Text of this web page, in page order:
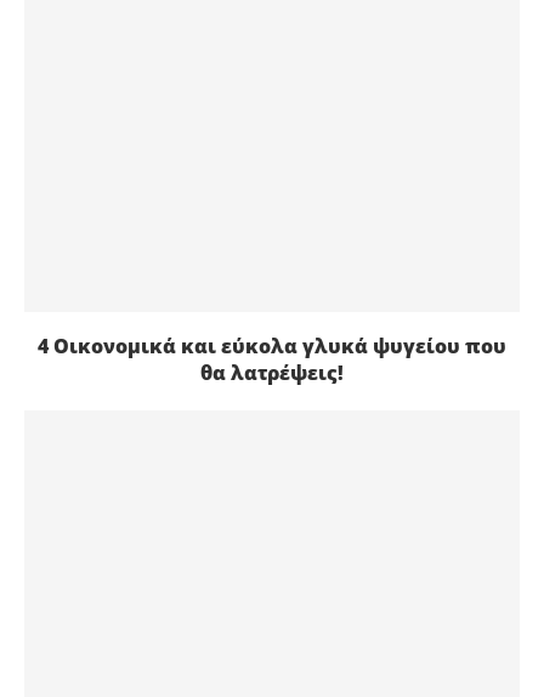
4 Οικονομικά και εύκολα γλυκά ψυγείου που
θα λατρέψεις!